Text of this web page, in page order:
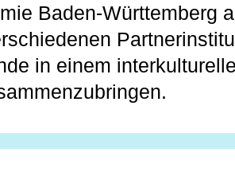
Baden-Württemberg
in einem